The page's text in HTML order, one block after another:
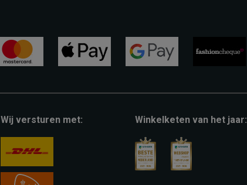
Wij versturen met: Winkelketen van het jaar: